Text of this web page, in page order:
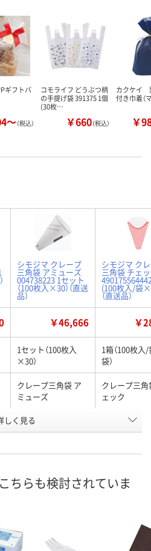
ギフトバ
～（税込）
コモライフ どうぶつ柄
の手提げ袋 391375 1個
(30枚…
￥660（税込）
カクケイ
付き巾着（
￥
シモジマ クレープ
三角袋 アミューズ
004738223 1セット
（100枚入×30）（直送
品）
シモジマ ク
三角袋 チェ
(100枚入/袋
（直送品）
￥46,666 ￥
1セット（100枚入
×30）
1箱（100枚
袋）
クレープ三角袋 ア
ミューズ
クレープ三角
ェック
P386736 XU14621
カ
しく見る
ちらも検討されていま